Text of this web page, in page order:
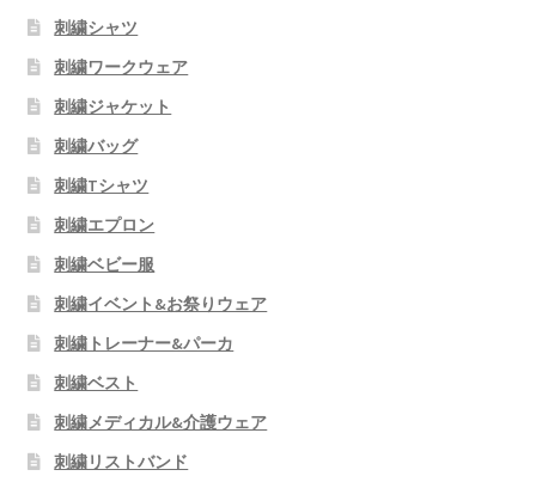
刺繍シャツ
刺繍ワークウェア
刺繍ジャケット
刺繍バッグ
刺繍Tシャツ
刺繍エプロン
刺繍ベビー服
刺繍イベント&お祭りウェア
刺繍トレーナー&パーカ
刺繍ベスト
刺繍メディカル&介護ウェア
刺繍リストバンド